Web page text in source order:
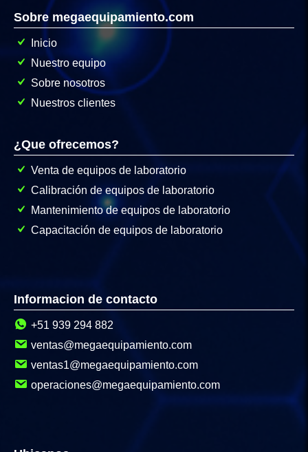
Sobre megaequipamiento.com
Inicio
Nuestro equipo
Sobre nosotros
Nuestros clientes
¿Que ofrecemos?
Venta de equipos de laboratorio
Calibración de equipos de laboratorio
Mantenimiento de equipos de laboratorio
Capacitación de equipos de laboratorio
Informacion de contacto
+51 939 294 882
ventas@megaequipamiento.com
ventas1@megaequipamiento.com
operaciones@megaequipamiento.com